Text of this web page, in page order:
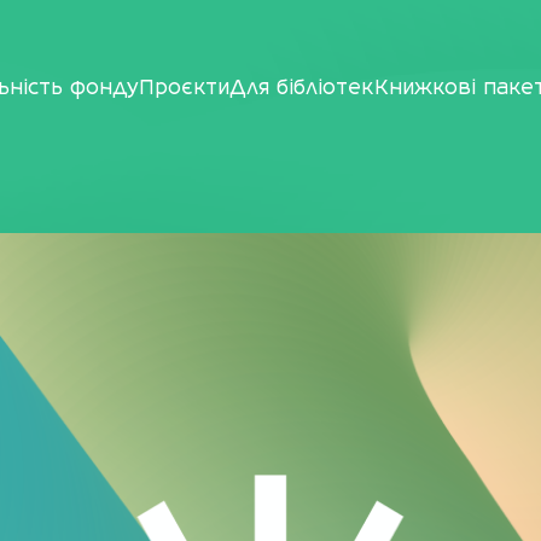
фонду ПроєктиДля бібліотек Книжкові